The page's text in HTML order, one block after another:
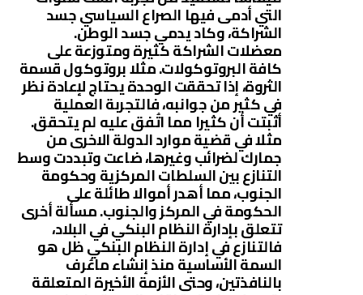
التي أدمى فيها الصراع السياسي جسد
الشراكة، وكاد يدمي جسد الوطن.
معضلات الشراكة كثيرة ومتوزعة على
كافة البروتوكولات. مثلا بروتوكول قسمة
الثروة، إذا تحققت الوحدة يحتاج لإعادة نظر
في كثير من جوانبه، فالتجربة العملية
أثبتت أن كثيرا مما اتُفق عليه لم يتحقق.
مثلا في قضية موارد الدولة الاخرى من
جمارك لضرائب وغيرها، ضاعت وتبددت وسط
التنازع بين السلطات المركزية وحكومة
الجنوب، مما أهدر أموالا طائلة على
الحكومة في المركز والجنوب. مسألة أخرى
تتعلق بإدارة النظام البنكي في البلاد،
فالتنازع في إدارة النظام البنكي ظل هو
السمة الأساسية منذ إنشاء ماعُرف
بالنافذتين، وحتى الأزمة الأخيرة المتعلقة